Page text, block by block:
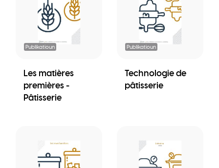
Publikatioun
Les matières
premières -
Pâtisserie
Publikatioun
Technologie de
pâtisserie